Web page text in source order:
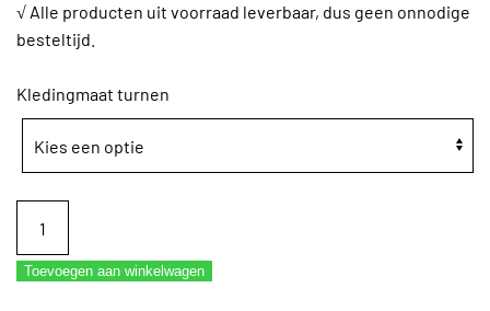
√ Alle producten uit voorraad leverbaar, dus geen onnodige
besteltijd.
Kledingmaat turnen
Ervy
Gymsport
Toevoegen aan winkelwagen